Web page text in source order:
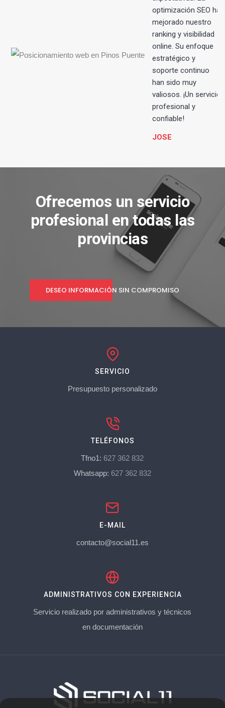
optimización SEO ha
mejorado nuestro
ranking y visibilidad
online. Su enfoque
estratégico y
soporte continuo
han sido muy
valiosos. ¡Un servicio
profesional y
confiable!
JOSE
Ofrecemos un servicio
profesional en todas las
provincias
DESEO INFORMACIÓN SIN COMPROMISO
SERVICIO
Presupuesto personalizado
TELÉFONOS
Tfno1: 627 362 832
Whatsapp: 627 362 832
E-MAIL
contacto@social11.es
ADMINISTRATIVOS CON EXPERIENCIA
Servicio realizado por administrativos y técnicos
en documentación